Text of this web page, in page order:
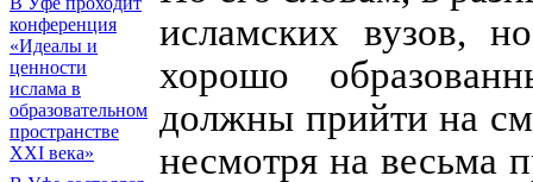
конференция
«Идеалы и
ценности
ислама в
образовательном
пространстве
XXI века»
исламских вузов,
хорошо
должны прийти на
несмотря на весьма